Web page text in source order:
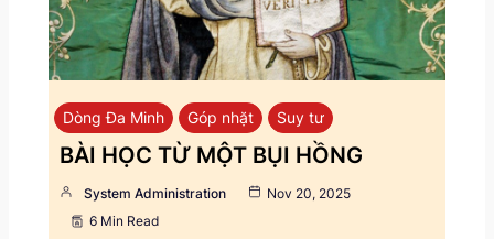
Dòng Đa Minh Góp nhặt Suy tư
BÀI HỌC TỪ MỘT BỤI HỒNG
System Administration
Nov 20, 2025
6 Min Read